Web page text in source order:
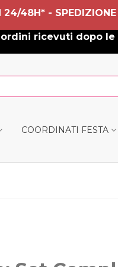
24/48H* -
ordini ricevuti dopo
COORDINATI FESTA